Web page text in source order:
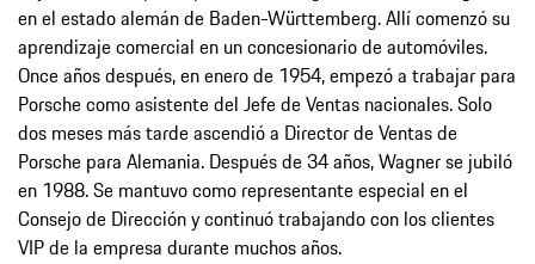
en el estado alemán de Baden-Württemberg. Allí comenzó su
aprendizaje comercial en un concesionario de automóviles.
Once años después, en enero de 1954, empezó a trabajar para
Porsche como asistente del Jefe de Ventas nacionales. Solo
dos meses más tarde ascendió a Director de Ventas de
Porsche para Alemania. Después de 34 años, Wagner se jubiló
en 1988. Se mantuvo como representante especial en el
Consejo de Dirección y continuó trabajando con los clientes
VIP de la empresa durante muchos años.